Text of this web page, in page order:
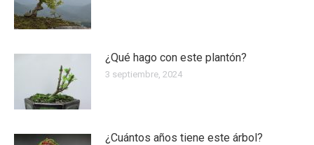
¿Qué hago con este plantón?
3 septiembre, 2024
¿Cuántos años tiene este árbol?